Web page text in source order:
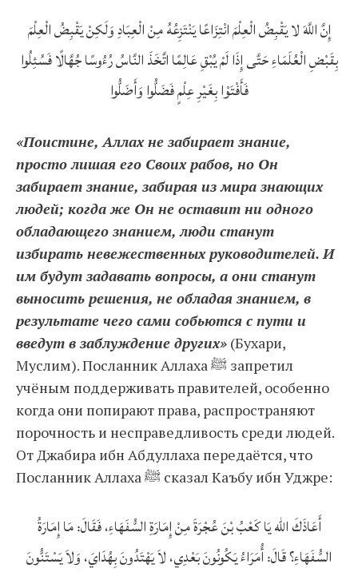
إِنَّ اللَّهَ لا يَقْبِضُ الْعِلْمَ انْتِزَاعًا يَنْتَزِعُهُ مِنْ الْعِبَادِ وَلَكِنْ يَقْبِضُ الْعِلْمَ
بِقَبْضِ الْعُلَمَاءِ حَتَّى إِذَا لَمْ يُبْقِ عَالِمًا اتَّخَذَ النَّاسُ رُءُوسًا جُهَّالًا فَسُئِلُوا
فَأَفْتَوْا بِغَيْرِ عِلْمٍ فَضَلُّوا وَأَضَلُّوا
«Поистине, Аллах не забирает знание,
просто лишая его Своих рабов, но Он
забирает знание, забирая из мира знающих
людей; когда же Он не оставит ни одного
обладающего знанием, люди станут
избирать невежественных руководителей. И
им будут задавать вопросы, а они станут
выносить решения, не обладая знанием, в
результате чего сами собьются с пути и
введут в заблуждение других» (Бухари,
Муслим). Посланник Аллаха ﷺ запретил
учёным поддерживать правителей, особенно
когда они попирают права, распространяют
порочность и несправедливость среди людей.
От Джабира ибн Абдуллаха передаётся, что
Посланник Аллаха ﷺ сказал Каъбу ибн Уджрe:
أَعَاذَكَ الله يَا كَعْبُ بْنَ عُجْرَةَ مِنْ إِمَارَةِ السُّفَهَاءِ، فَقَالَ: مَا إِمَارَةُ
السُّفَهَاءِ؟ قَالَ: أُمَرَاءُ يَكُونُونَ بَعْدِي، لاَ يَهْتَدُونَ بِهُدَايَ، وَلاَ يَسْتَنُّونَ